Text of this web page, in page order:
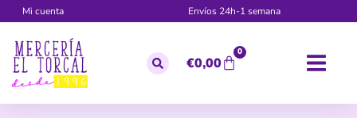
Mi cuenta Envíos 24h-1 semana
€0,00
0